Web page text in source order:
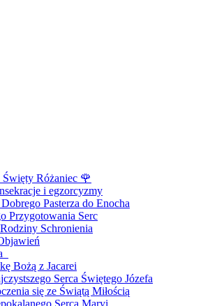
Różaniec 🌹
i egzorcyzmy
Pasterza do Enocha
Przygotowania Serc
Schronienia
Bożą z Jacarei
Serca Świętego Józefa
się ze Świątą Miłością
Serca Maryi